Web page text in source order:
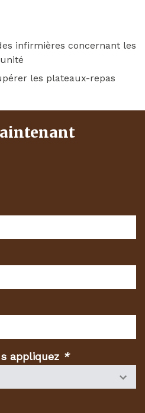
infirmières concernant les
les plateaux-repas
appliquez *
(Champs